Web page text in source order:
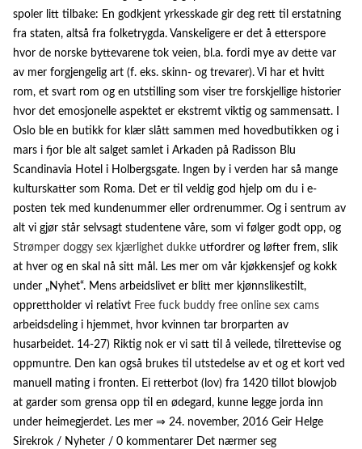
spoler litt tilbake: En godkjent yrkesskade gir deg rett til erstatning
fra staten, altså fra folketrygda. Vanskeligere er det å etterspore
hvor de norske byttevarene tok veien, bl.a. fordi mye av dette var
av mer forgjengelig art (f. eks. skinn- og trevarer). Vi har et hvitt
rom, et svart rom og en utstilling som viser tre forskjellige historier
hvor det emosjonelle aspektet er ekstremt viktig og sammensatt. I
Oslo ble en butikk for klær slått sammen med hovedbutikken og i
mars i fjor ble alt salget samlet i Arkaden på Radisson Blu
Scandinavia Hotel i Holbergsgate. Ingen by i verden har så mange
kulturskatter som Roma. Det er til veldig god hjelp om du i e-
posten tek med kundenummer eller ordrenummer. Og i sentrum av
alt vi gjør står selvsagt studentene våre, som vi følger godt opp, og
Strømper doggy sex kjærlighet dukke utfordrer og løfter frem, slik
at hver og en skal nå sitt mål. Les mer om vår kjøkkensjef og kokk
under „Nyhet“. Mens arbeidslivet er blitt mer kjønnslikestilt,
opprettholder vi relativt Free fuck buddy free online sex cams
arbeidsdeling i hjemmet, hvor kvinnen tar brorparten av
husarbeidet. 14-27) Riktig nok er vi satt til å veilede, tilrettevise og
oppmuntre. Den kan også brukes til utstedelse av et og et kort ved
manuell mating i fronten. Ei retterbot (lov) fra 1420 tillot blowjob
at garder som grensa opp til en ødegard, kunne legge jorda inn
under heimegjerdet. Les mer ⇒ 24. november, 2016 Geir Helge
Sirekrok / Nyheter / 0 kommentarer Det nærmer seg